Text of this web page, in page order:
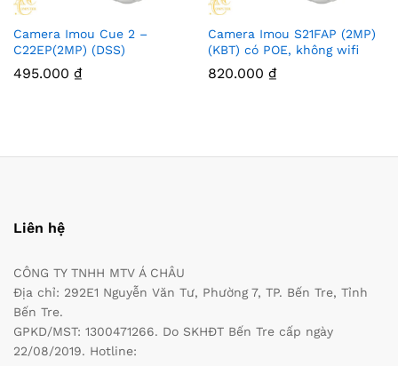
Camera Imou Cue 2 –
C22EP(2MP) (DSS)
495.000 ₫
Camera Imou S21FAP (2MP)
(KBT) có POE, không wifi
820.000 ₫
Liên hệ
CÔNG TY TNHH MTV Á CHÂU
Địa chỉ: 292E1 Nguyễn Văn Tư, Phường 7, TP. Bến Tre, Tỉnh
Bến Tre.
GPKD/MST: 1300471266. Do SKHĐT Bến Tre cấp ngày
22/08/2019. Hotline: